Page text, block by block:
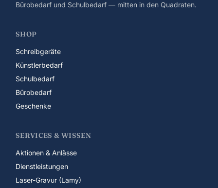
Bürobedarf und Schulbedarf — mitten in den Quadraten.
SHOP
Schreibgeräte
Künstlerbedarf
Schulbedarf
Bürobedarf
Geschenke
SERVICES & WISSEN
Aktionen & Anlässe
Dienstleistungen
Laser-Gravur (Lamy)